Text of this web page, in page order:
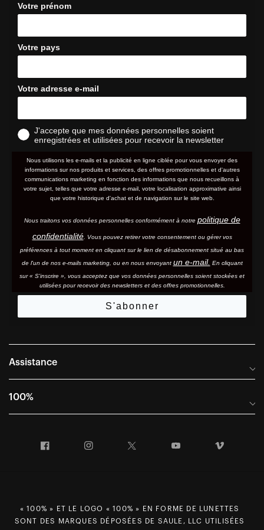
Votre prénom
Votre pays
Votre adresse e-mail
J'accepte que mes données personnelles soient
enregistrées et utilisées pour recevoir la newsletter
Nous utilisons les e-mails et la publicité en ligne ciblée pour vous envoyer des
informations sur nos produits et services, des offres promotionnelles et d'autres
communications marketing en fonction des informations que nous recueillons à
votre sujet, telles que votre adresse e-mail, votre localisation approximative ainsi
que votre historique d'achat et de navigation sur le site web.
Nous traitons vos données personnelles conformément à notre politique de
confidentialité. Vous pouvez retirer votre consentement ou gérer vos
préférences à tout moment en cliquant sur le lien de désabonnement situé au bas
de l'un de nos e-mails marketing, ou en nous envoyant un e-mail. En cliquant
sur « S'inscrire », vous acceptez que vos données personnelles soient stockées et
utilisées pour recevoir des newsletters et des offres promotionnelles.
S'abonner
Assistance
Foire aux questions
Conditions générales de vente
100%
Informations sur l'entreprise
Facebook Instagram YouTube
« 100% » ET LE LOGO « 100% » EN FORME DE LUNETTES
SONT DES MARQUES DÉPOSÉES DE SAULE, LLC UTILISÉES